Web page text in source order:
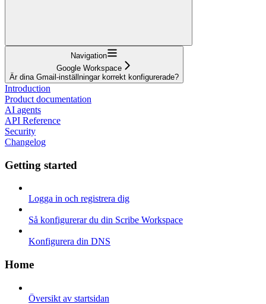
Navigation
Google Workspace
Är dina Gmail-inställningar korrekt konfigurerade?
Introduction
Product documentation
AI agents
API Reference
Security
Changelog
Getting started
Logga in och registrera dig
Så konfigurerar du din Scribe Workspace
Konfigurera din DNS
Home
Översikt av startsidan